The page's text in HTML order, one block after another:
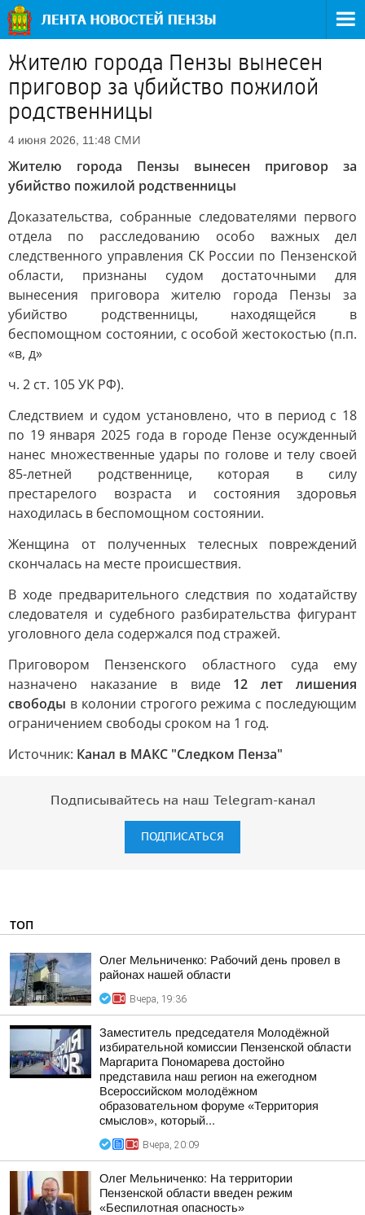
Жителю города Пензы вынесен
приговор за убийство пожилой
родственницы
4 июня 2026, 11:48 СМИ
Жителю города Пензы вынесен приговор за
убийство пожилой родственницы
Доказательства, собранные следователями первого
отдела по расследованию особо важных дел
следственного управления СК России по Пензенской
области, признаны судом достаточными для
вынесения приговора жителю города Пензы за
убийство родственницы, находящейся в
беспомощном состоянии, с особой жестокостью (п.п.
«в, д»
ч. 2 ст. 105 УК РФ).
Следствием и судом установлено, что в период с 18
по 19 января 2025 года в городе Пензе осужденный
нанес множественные удары по голове и телу своей
85-летней родственнице, которая в силу
престарелого возраста и состояния здоровья
находилась в беспомощном состоянии.
Женщина от полученных телесных повреждений
скончалась на месте происшествия.
В ходе предварительного следствия по ходатайству
следователя и судебного разбирательства фигурант
уголовного дела содержался под стражей.
Приговором Пензенского областного суда ему
назначено наказание в виде 12 лет лишения
свободы в колонии строгого режима с последующим
ограничением свободы сроком на 1 год.
Источник: Канал в МАКС "Следком Пенза"
Подписывайтесь на наш Telegram-канал
ПОДПИСАТЬСЯ
ТОП
Олег Мельниченко: Рабочий день провел в
районах нашей области
Вчера, 19:36
Заместитель председателя Молодёжной
избирательной комиссии Пензенской области
Маргарита Пономарева достойно
представила наш регион на ежегодном
Всероссийском молодёжном
образовательном форуме «Территория
смыслов», который...
Вчера, 20:09
Олег Мельниченко: На территории
Пензенской области введен режим
«Беспилотная опасность»